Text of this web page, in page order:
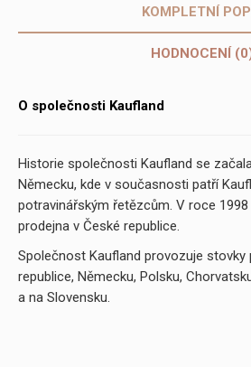
KOMPLETNÍ
HODNOCENÍ
O společnosti Kaufland
Historie společnosti Kaufland se
Německu, kde v současnosti patří
potravinářským řetězcům. V roce
prodejna v České republice.
Společnost Kaufland provozuje stovky
republice, Německu, Polsku,
a na Slovensku.